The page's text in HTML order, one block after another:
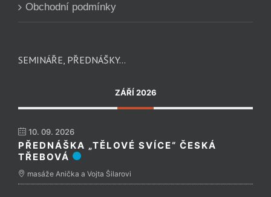
Obchodní podmínky
SEMINÁŘE, PŘEDNÁŠKY…
ZÁŘÍ 2026
10. 09. 2026
PŘEDNÁŠKA „TĚLOVÉ SVÍCE“ ČESKÁ
TŘEBOVÁ
masáže Anička a Vojta Šilarovi